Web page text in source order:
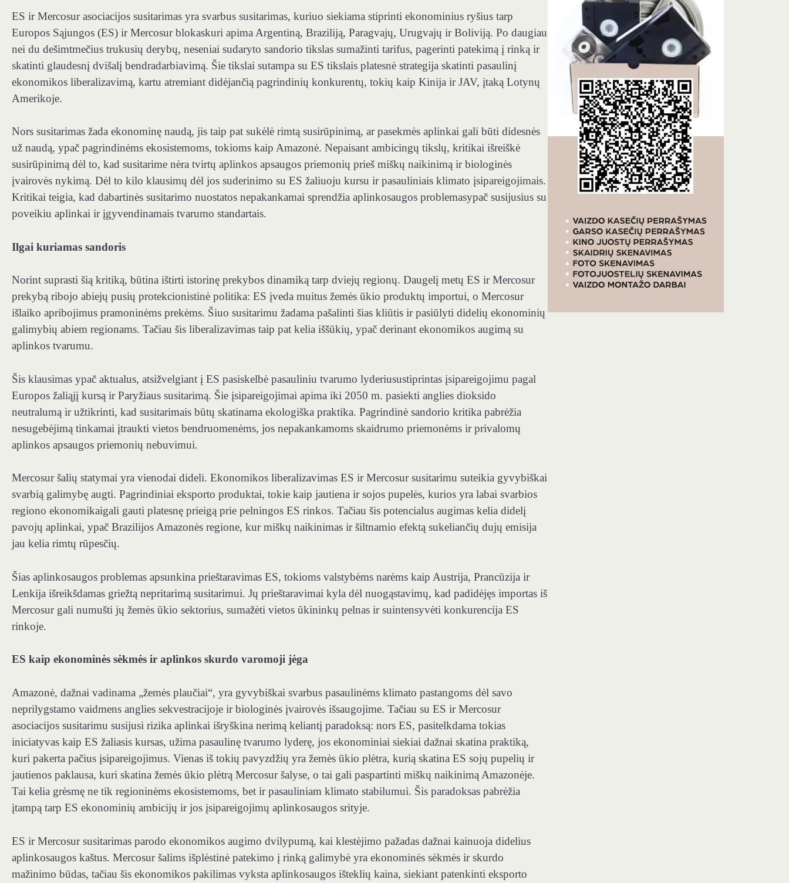
ES ir Mercosur asociacijos susitarimas yra svarbus susitarimas, kuriuo siekiama stiprinti ekonominius ryšius tarp
Europos Sąjungos (ES) irMercosur blokaskuri apima Argentiną, Braziliją, Paragvajų, Urugvajų ir Boliviją. Po daugiau
nei du dešimtmečius trukusių derybų, neseniai sudaryto sandorio tikslas sumažinti tarifus, pagerinti patekimą į rinką ir
skatinti glaudesnį dvišalį bendradarbiavimą. Šie tikslai sutampa su ES tikslais platesnė strategija skatinti pasaulinį
ekonomikos liberalizavimą, kartu atremiant didėjančią pagrindinių konkurentų, tokių kaip Kinija ir JAV, įtaką Lotynų
Amerikoje.
Nors susitarimas žada ekonominę naudą, jis taip pat sukėlė rimtą susirūpinimą, ar pasekmės aplinkai gali būti didesnės
už naudą, ypač pagrindinėms ekosistemoms, tokioms kaip Amazonė. Nepaisant ambicingų tikslų, kritikai išreiškė
susirūpinimą dėl to, kad susitarime nėra tvirtų aplinkos apsaugos priemonių prieš miškų naikinimą ir biologinės
įvairovės nykimą. Dėl to kilo klausimų dėl jos suderinimo su ES žaliuoju kursu ir pasauliniais klimato įsipareigojimais.
Kritikai teigia, kad dabartinės susitarimo nuostatos nepakankamai sprendžia aplinkosaugos problemasypač susijusius su
poveikiu aplinkai ir įgyvendinamais tvarumo standartais.
Ilgai kuriamas sandoris
Norint suprasti šią kritiką, būtina ištirti istorinę prekybos dinamiką tarp dviejų regionų. Daugelį metų ES ir Mercosur
prekybą ribojo abiejų pusių protekcionistinė politika: ES įveda muitus žemės ūkio produktų importui, o Mercosur
išlaiko apribojimus pramoninėms prekėms. Šiuo susitarimu žadama pašalinti šias kliūtis ir pasiūlyti didelių ekonominių
galimybių abiem regionams. Tačiau šis liberalizavimas taip pat kelia iššūkių, ypač derinant ekonomikos augimą su
aplinkos tvarumu.
Šis klausimas ypač aktualus, atsižvelgiant į ES pasiskelbė pasauliniu tvarumo lyderiusustiprintas įsipareigojimu pagal
Europos žaliąjį kursą ir Paryžiaus susitarimą. Šie įsipareigojimai apima iki 2050 m. pasiekti anglies dioksido
neutralumą ir užtikrinti, kad susitarimais būtų skatinama ekologiška praktika. Pagrindinė sandorio kritika pabrėžia
nesugebėjimą tinkamai įtraukti vietos bendruomenėms, jos nepakankamoms skaidrumo priemonėms ir privalomų
aplinkos apsaugos priemonių nebuvimui.
Mercosur šalių statymai yra vienodai dideli. Ekonomikos liberalizavimas ES ir Mercosur susitarimu suteikia gyvybiškai
svarbią galimybę augti. Pagrindiniai eksporto produktai, tokie kaip jautiena ir sojos pupelės, kurios yra labai svarbios
regiono ekonomikaigali gauti platesnę prieigą prie pelningos ES rinkos. Tačiau šis potencialus augimas kelia didelį
pavojų aplinkai, ypač Brazilijos Amazonės regione, kurmiškų naikinimas ir šiltnamio efektą sukeliančių dujų emisija
jau kelia rimtų rūpesčių.
Šias aplinkosaugos problemas apsunkina prieštaravimas ES, tokioms valstybėms narėms kaip Austrija, Prancūzija ir
Lenkija išreikšdamas griežtą nepritarimą susitarimui. Jų prieštaravimai kyla dėl nuogąstavimų, kad padidėjęs importas iš
Mercosur gali numušti jų žemės ūkio sektorius, sumažėti vietos ūkininkų pelnas ir suintensyvėti konkurencija ES
rinkoje.
ES kaip ekonominės sėkmės ir aplinkos skurdo varomoji jėga
Amazonė, dažnai vadinama „žemės plaučiai“, yra gyvybiškai svarbus pasaulinėms klimato pastangoms dėl savo
neprilygstamo vaidmens anglies sekvestracijoje ir biologinės įvairovės išsaugojime. Tačiau su ES ir Mercosur
asociacijos susitarimu susijusi rizika aplinkai išryškina nerimą keliantį paradoksą: nors ES, pasitelkdama tokias
iniciatyvas kaip ES žaliasis kursas, užima pasaulinę tvarumo lyderę, jos ekonominiai siekiai dažnai skatina praktiką,
kuri pakerta pačius įsipareigojimus. Vienas iš tokių pavyzdžių yra žemės ūkio plėtra, kurią skatina ES sojų pupelių ir
jautienos paklausa, kuri skatina žemės ūkio plėtrą Mercosur šalyse, o tai gali paspartinti miškų naikinimą Amazonėje.
Tai kelia grėsmę ne tik regioninėms ekosistemoms, bet ir pasauliniam klimato stabilumui. Šis paradoksas pabrėžia
įtampą tarp ES ekonominių ambicijų ir jos įsipareigojimų aplinkosaugos srityje.
ES ir Mercosur susitarimas parodo ekonomikos augimo dvilypumą, kai klestėjimo pažadas dažnai kainuoja didelius
aplinkosaugos kaštus. Mercosur šalims išplėstinė patekimo į rinką galimybė yra ekonominės sėkmės ir skurdo
mažinimo būdas, tačiau šis ekonomikos pakilimas vyksta aplinkosaugos išteklių kaina, siekiant patenkinti eksporto